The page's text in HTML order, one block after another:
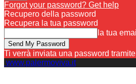
Forgot your password? Get help
Recupero della password
Recupera la tua password
la tua email
Ti verrà inviata una password
www.palermoviva.it